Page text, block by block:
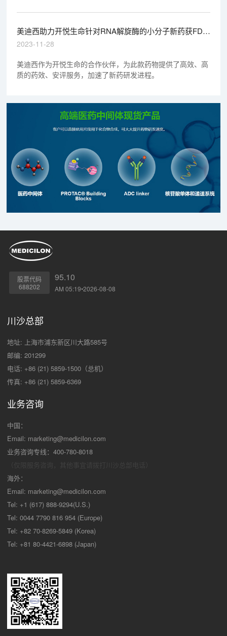
美迪西助力开悦生命针对RNA解旋酶的小分子新药获FDA
临床实验许可（IND)
2023-11-28
美迪西作为开悦生命的合作伙伴，为此款药物提供了高效、高
质的药效、安评服务，加速了新药研发进程。
股票代码
688202
95.10
AM 05:19•2026-08-08
川沙总部
地址: 上海市浦东新区川大路585号
邮编: 201299
电话: +86 (21) 5859-1500（总机）
传真: +86 (21) 5859-6369
业务咨询
中国：
Email: marketing@medicilon.com
业务咨询专线：400-780-8018
海外：
Email: marketing@medicilon.com
Tel: +1 (617) 888-9294(U.S.)
Tel: 0044 7790 816 954 (Europe)
Tel: +82 70-8269-5849 (Korea)
Tel: +81 80-4421-6898 (Japan)